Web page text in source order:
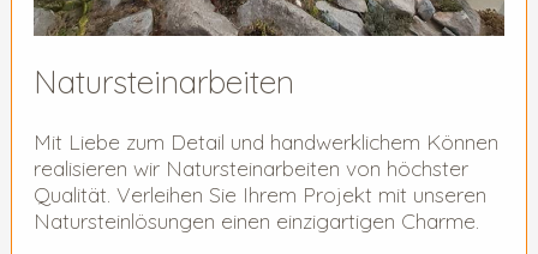
Natursteinarbeiten
Mit Liebe zum Detail und handwerklichem Können
realisieren wir Natursteinarbeiten von höchster
Qualität. Verleihen Sie Ihrem Projekt mit unseren
Natursteinlösungen einen einzigartigen Charme.